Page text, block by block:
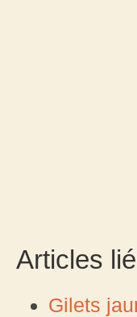
Articles
Gilets